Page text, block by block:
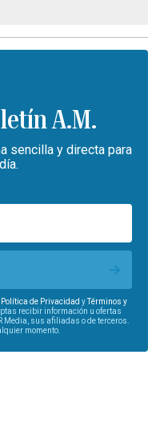
A.M.
sencilla y directa para
Política de Privacidad yTérminos y
recibir información u ofertas
Media, sus afiliadas o de terceros.
momento.